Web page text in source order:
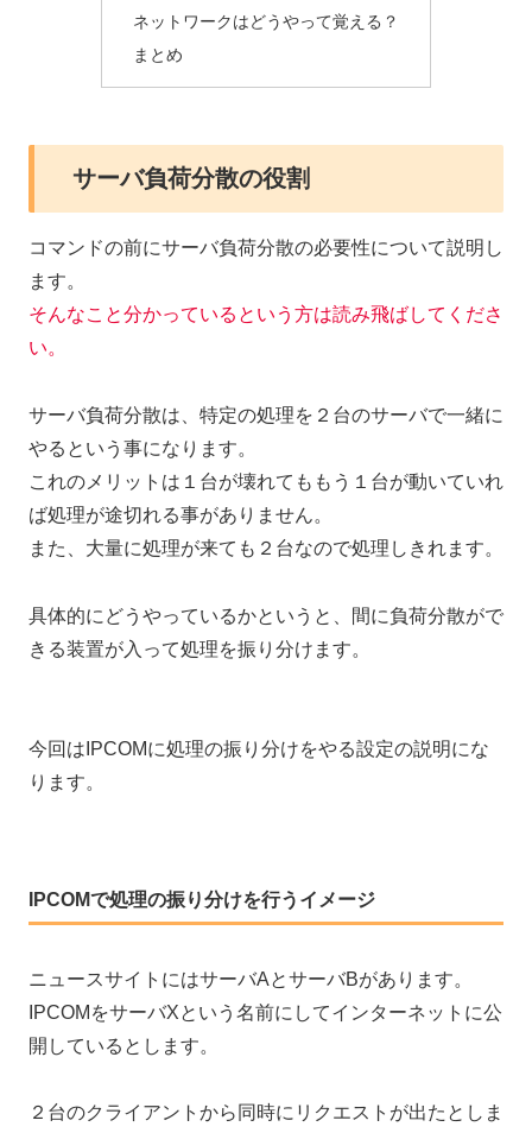
ネットワークはどうやって覚える？
まとめ
サーバ負荷分散の役割
コマンドの前にサーバ負荷分散の必要性について説明し
ます。
そんなこと分かっているという方は読み飛ばしてくださ
い。
サーバ負荷分散は、特定の処理を２台のサーバで一緒に
やるという事になります。
これのメリットは１台が壊れてももう１台が動いていれ
ば処理が途切れる事がありません。
また、大量に処理が来ても２台なので処理しきれます。
具体的にどうやっているかというと、間に負荷分散がで
きる装置が入って処理を振り分けます。
今回はIPCOMに処理の振り分けをやる設定の説明にな
ります。
IPCOMで処理の振り分けを行うイメージ
ニュースサイトにはサーバAとサーバBがあります。
IPCOMをサーバXという名前にしてインターネットに公
開しているとします。
２台のクライアントから同時にリクエストが出たとしま